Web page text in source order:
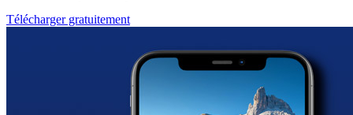
Télécharger gratuitement